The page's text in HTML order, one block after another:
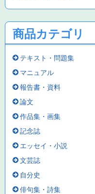
商品カテゴリ
テキスト・問題集
マニュアル
報告書・資料
論文
作品集・画集
記念誌
エッセイ・小説
文芸誌
自分史
俳句集・詩集